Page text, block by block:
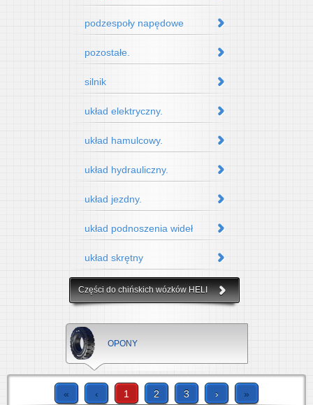
podzespoły napędowe
pozostałe.
silnik
układ elektryczny.
układ hamulcowy.
układ hydrauliczny.
układ jezdny.
układ podnoszenia wideł
układ skrętny
Części do chińskich wózków HELI
OPONY
« ‹ 1 2 3 › »